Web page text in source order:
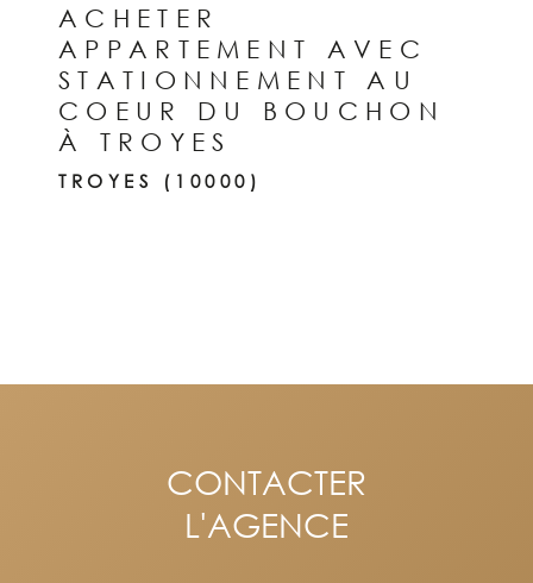
ACHETER
APPARTEMENT AVEC
STATIONNEMENT AU
COEUR DU BOUCHON
À TROYES
TROYES (10000)
CONTACTER
L'AGENCE